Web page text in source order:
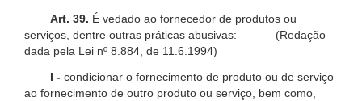
Art. 39. É vedado ao fornecedor de produtos ou
serviços, dentre outras práticas abusivas: (Redação
dada pela Lei nº 8.884, de 11.6.1994)
I - condicionar o fornecimento de produto ou de serviço
ao fornecimento de outro produto ou serviço, bem como,